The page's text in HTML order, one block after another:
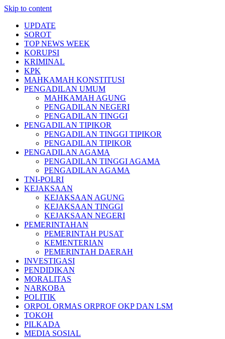
Skip to content
UPDATE
SOROT
TOP NEWS WEEK
KORUPSI
KRIMINAL
KPK
MAHKAMAH KONSTITUSI
PENGADILAN UMUM
MAHKAMAH AGUNG
PENGADILAN NEGERI
PENGADILAN TINGGI
PENGADILAN TIPIKOR
PENGADILAN TINGGI TIPIKOR
PENGADILAN TIPIKOR
PENGADILAN AGAMA
PENGADILAN TINGGI AGAMA
PENGADILAN AGAMA
TNI-POLRI
KEJAKSAAN
KEJAKSAAN AGUNG
KEJAKSAAN TINGGI
KEJAKSAAN NEGERI
PEMERINTAHAN
PEMERINTAH PUSAT
KEMENTERIAN
PEMERINTAH DAERAH
INVESTIGASI
PENDIDIKAN
MORALITAS
NARKOBA
POLITIK
ORPOL ORMAS ORPROF OKP DAN LSM
TOKOH
PILKADA
MEDIA SOSIAL